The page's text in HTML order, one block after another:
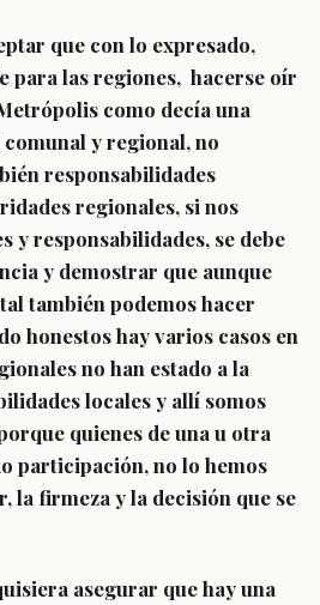
que con lo expresado,
para las regiones, hacerse oír
como decía una
y regional, no
responsabilidades
regionales, si nos
y responsabilidades, se debe
y demostrar que aunque
también podemos hacer
honestos hay varios casos en
no han estado a la
locales y allí somos
quienes de una u otra
participación, no lo hemos
la firmeza y la decisión que se
asegurar que hay una